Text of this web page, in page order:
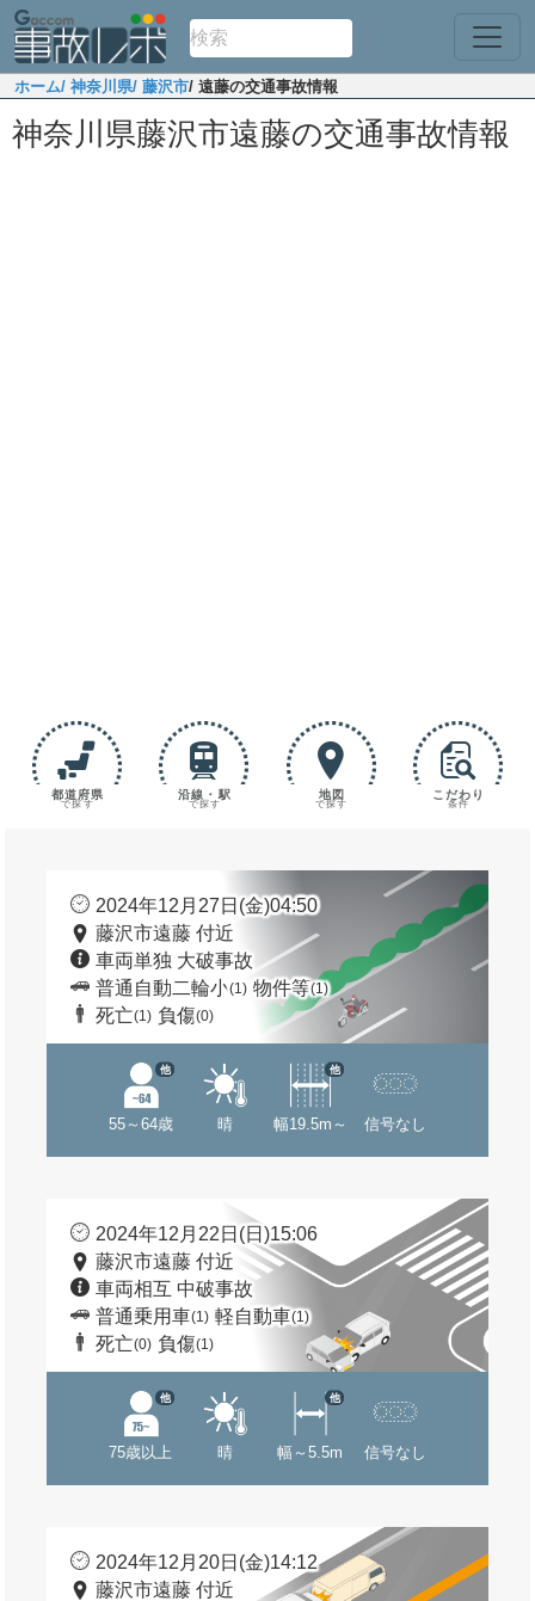
ホーム/ 神奈川県/ 藤沢市/ 遠藤の交通事故情報
神奈川県藤沢市遠藤の交通事故情報
都道府県
で探す
沿線・駅
で探す
地図
で探す
こだわり
条件
2024年12月27日(金)04:50
藤沢市遠藤 付近
車両単独 大破事故
普通自動二輪小(1) 物件等(1)
死亡(1) 負傷(0)
55～64歳
他
晴 幅19.5m～
他
信号なし
2024年12月22日(日)15:06
藤沢市遠藤 付近
車両相互 中破事故
普通乗用車(1) 軽自動車(1)
死亡(0) 負傷(1)
75歳以上
他
晴 幅～5.5m
他
信号なし
2024年12月20日(金)14:12
藤沢市遠藤 付近